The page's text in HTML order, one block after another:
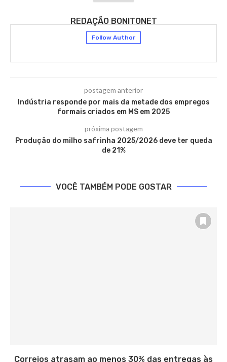
REDAÇÃO BONITONET
Follow Author
postagem anterior
Indústria responde por mais da metade dos empregos
formais criados em MS em 2025
próxima postagem
Produção do milho safrinha 2025/2026 deve ter queda
de 21%
VOCÊ TAMBÉM PODE GOSTAR
Correios atrasam ao menos 30% das entregas às